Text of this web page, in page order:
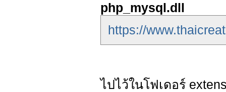
php_mysql.dll
https://
ไปไว้ในโฟเดอร์